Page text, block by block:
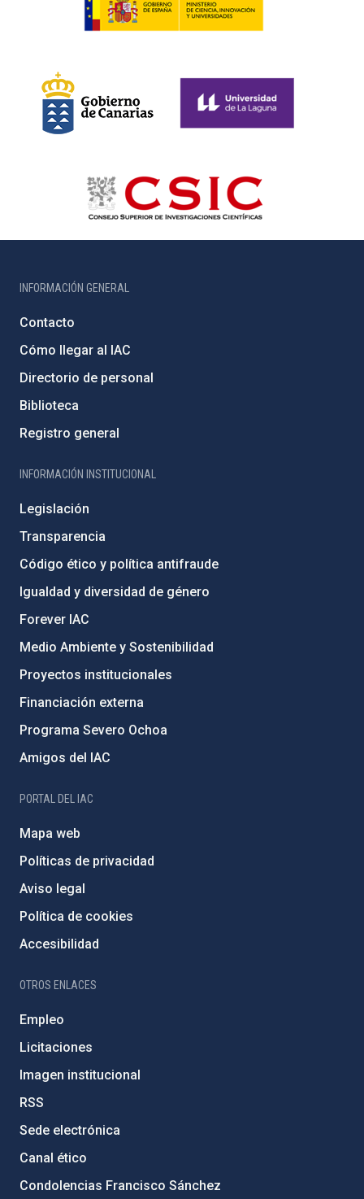
INFORMACIÓN GENERAL
Contacto
Cómo llegar al IAC
Directorio de personal
Biblioteca
Registro general
INFORMACIÓN INSTITUCIONAL
Legislación
Transparencia
Código ético y política antifraude
Igualdad y diversidad de género
Forever IAC
Medio Ambiente y Sostenibilidad
Proyectos institucionales
Financiación externa
Programa Severo Ochoa
Amigos del IAC
PORTAL DEL IAC
Mapa web
Políticas de privacidad
Aviso legal
Política de cookies
Accesibilidad
OTROS ENLACES
Empleo
Licitaciones
Imagen institucional
RSS
Sede electrónica
Canal ético
Condolencias Francisco Sánchez